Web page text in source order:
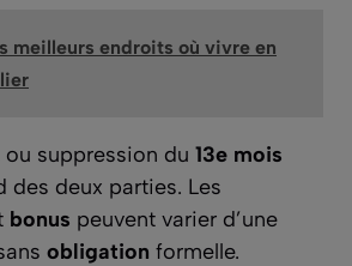
meilleurs endroits où vivre en
ou suppression du 13e mois
des deux parties. Les
bonus peuvent varier d’une
obligation formelle.